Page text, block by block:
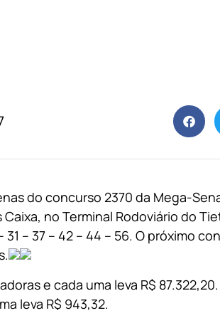
do concurso 2370 da Mega-
no Terminal Rodoviário do
– 37 – 42 – 44 – 56. O próximo
e cada uma leva R$
leva R$ 943,32.